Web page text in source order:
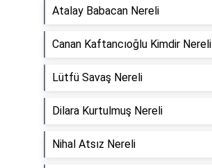
Atalay Babacan Nereli
Canan Kaftancıoğlu Kimdir Nereli
Lütfü Savaş Nereli
Dilara Kurtulmuş Nereli
Nihal Atsız Nereli